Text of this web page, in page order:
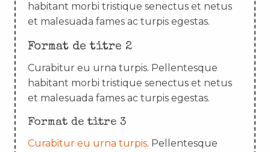
habitant morbi tristique senectus et netus
et malesuada fames ac turpis egestas.
Format de titre 2
Curabitur eu urna turpis. Pellentesque
habitant morbi tristique senectus et netus
et malesuada fames ac turpis egestas.
Format de titre 3
Curabitur eu urna turpis. Pellentesque